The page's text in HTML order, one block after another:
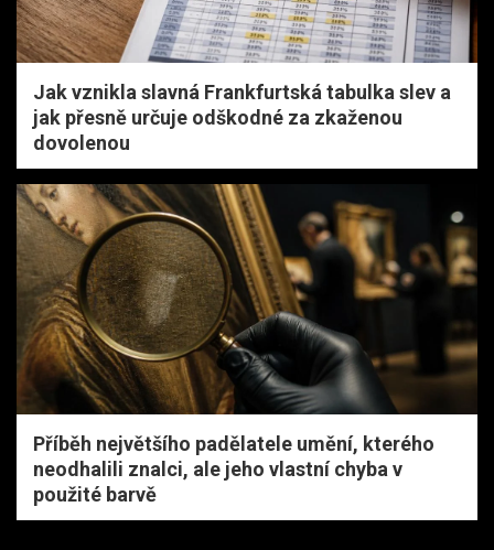
Jak vznikla slavná Frankfurtská tabulka slev a
jak přesně určuje odškodné za zkaženou
dovolenou
Příběh největšího padělatele umění, kterého
neodhalili znalci, ale jeho vlastní chyba v
použité barvě